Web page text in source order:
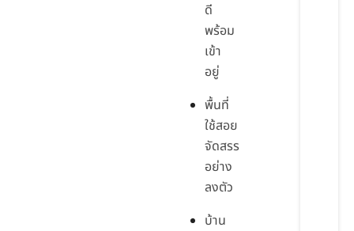
ดี
พร้อม
เข้า
อยู่
พื้นที่
ใช้สอย
จัดสรร
อย่าง
ลงตัว
บ้าน